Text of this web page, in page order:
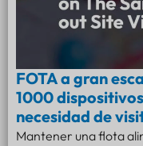
FOTA a gran
1000
necesidad de
Mantener una flota